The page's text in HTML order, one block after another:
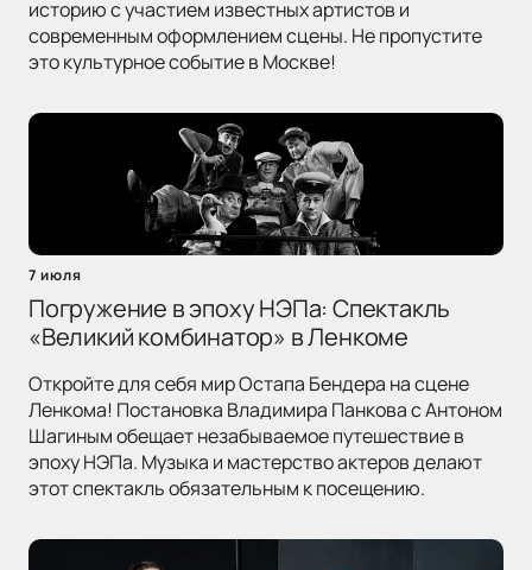
историю с участием известных артистов и
современным оформлением сцены. Не пропустите
это культурное событие в Москве!
7 июля
Погружение в эпоху НЭПа: Спектакль
«Великий комбинатор» в Ленкоме
Откройте для себя мир Остапа Бендера на сцене
Ленкома! Постановка Владимира Панкова с Антоном
Шагиным обещает незабываемое путешествие в
эпоху НЭПа. Музыка и мастерство актеров делают
этот спектакль обязательным к посещению.